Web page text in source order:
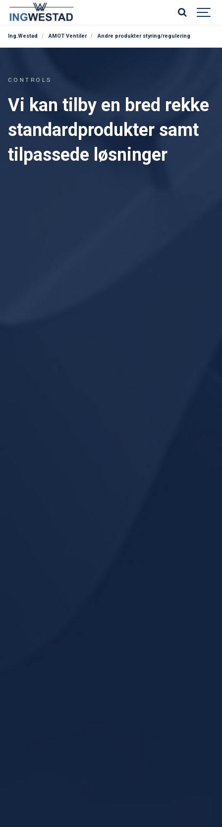
Ing.Westad AMOT Ventiler Andre produkter styring/regulering
CONTROLS
Vi kan tilby en bred rekke
standardprodukter samt
tilpassede løsninger